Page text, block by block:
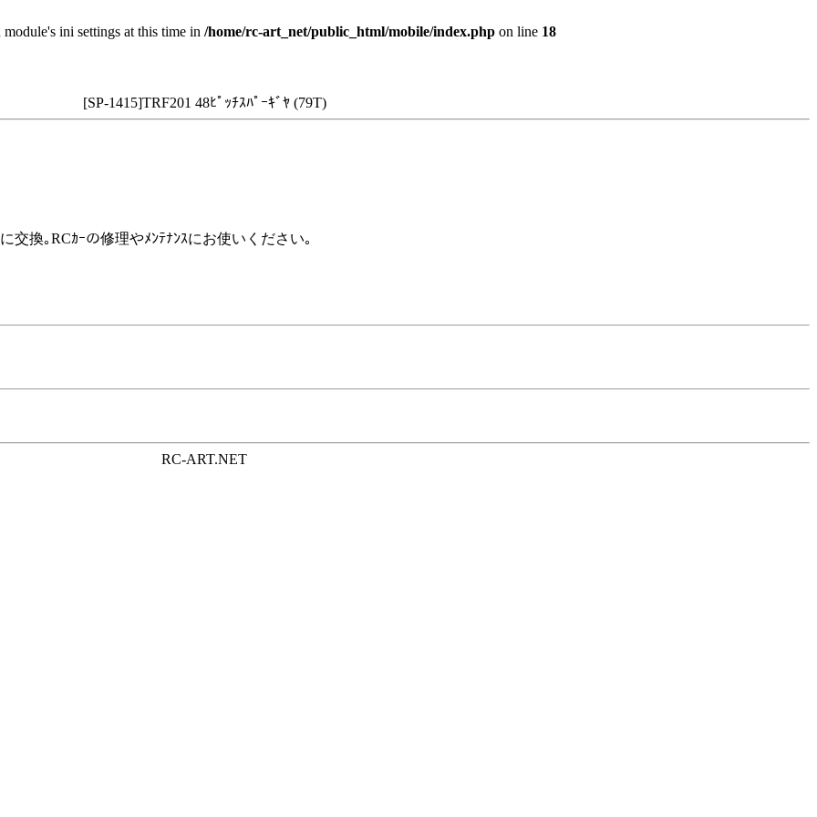
ini settings at this time in /home/rc-art_net/public_html/mobile/index.php on line 18
[SP-1415]TRF201 48ﾋﾟｯﾁｽﾊﾟｰｷﾞﾔ (79T)
交換｡RCｶｰの修理やﾒﾝﾃﾅﾝｽにお使いください｡
RC-ART.NET